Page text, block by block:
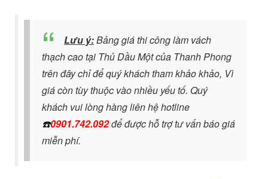
Lưu ý:Bảng giá thi công làm vách
thạch cao tại Thủ Dầu Một của Thanh Phong
trên đây chỉ để quý khách tham khảo khảo, Vì
giá còn tùy thuộc vào nhiều yếu tố. Quý
khách vui lòng hàng liên hệ hotline
☎️0901.742.092để được hỗ trợ tư vấn báo giá
miễn phí.